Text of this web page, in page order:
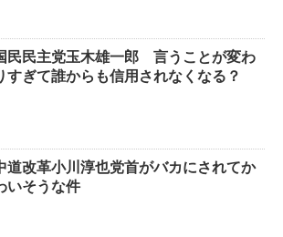
民民主党玉木雄一郎 言うことが変わ
すぎて誰からも信用されなくなる？
道改革小川淳也党首がバカにされてか
いそうな件